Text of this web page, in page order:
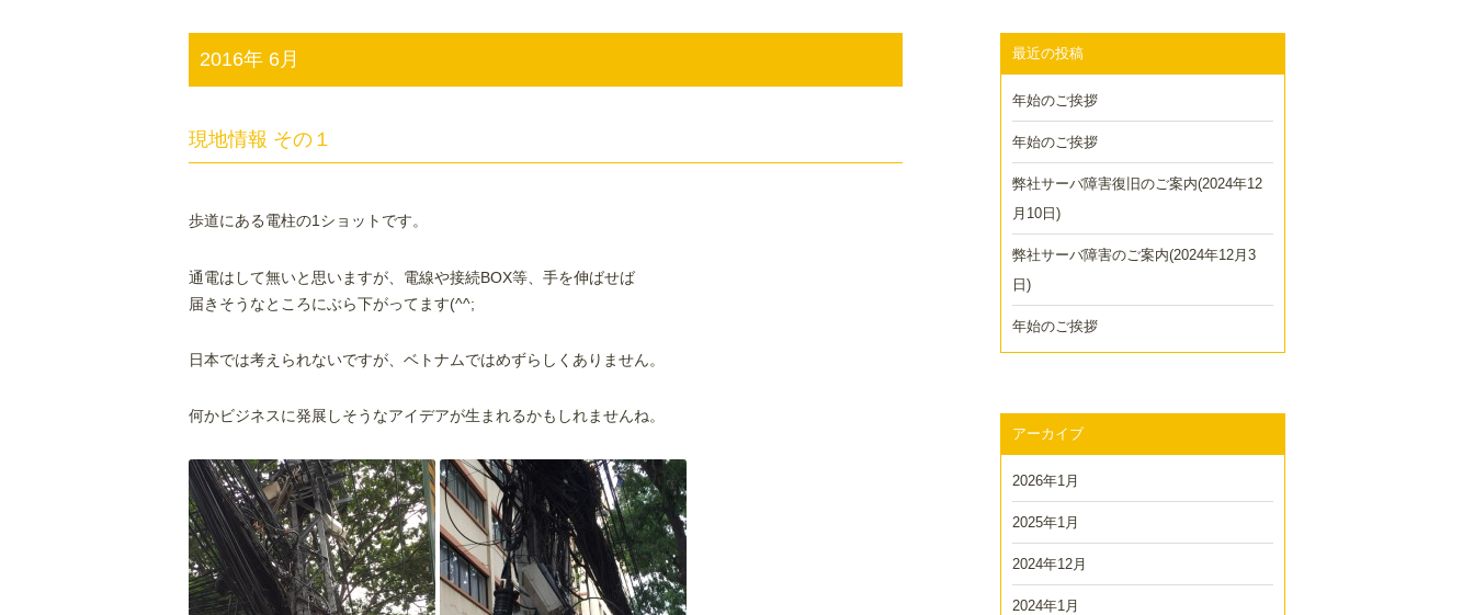
2016年 6月
現地情報 その１
歩道にある電柱の1ショットです。
通電はして無いと思いますが、電線や接続BOX等、手を伸ばせば
届きそうなところにぶら下がってます(^^;
日本では考えられないですが、ベトナムではめずらしくありません。
何かビジネスに発展しそうなアイデアが生まれるかもしれませんね。
最近の投稿
年始のご挨拶
年始のご挨拶
弊社サーバ障害復旧のご案内(2024年12
月10日)
弊社サーバ障害のご案内(2024年12月3
日)
年始のご挨拶
アーカイブ
2026年1月
2025年1月
2024年12月
2024年1月